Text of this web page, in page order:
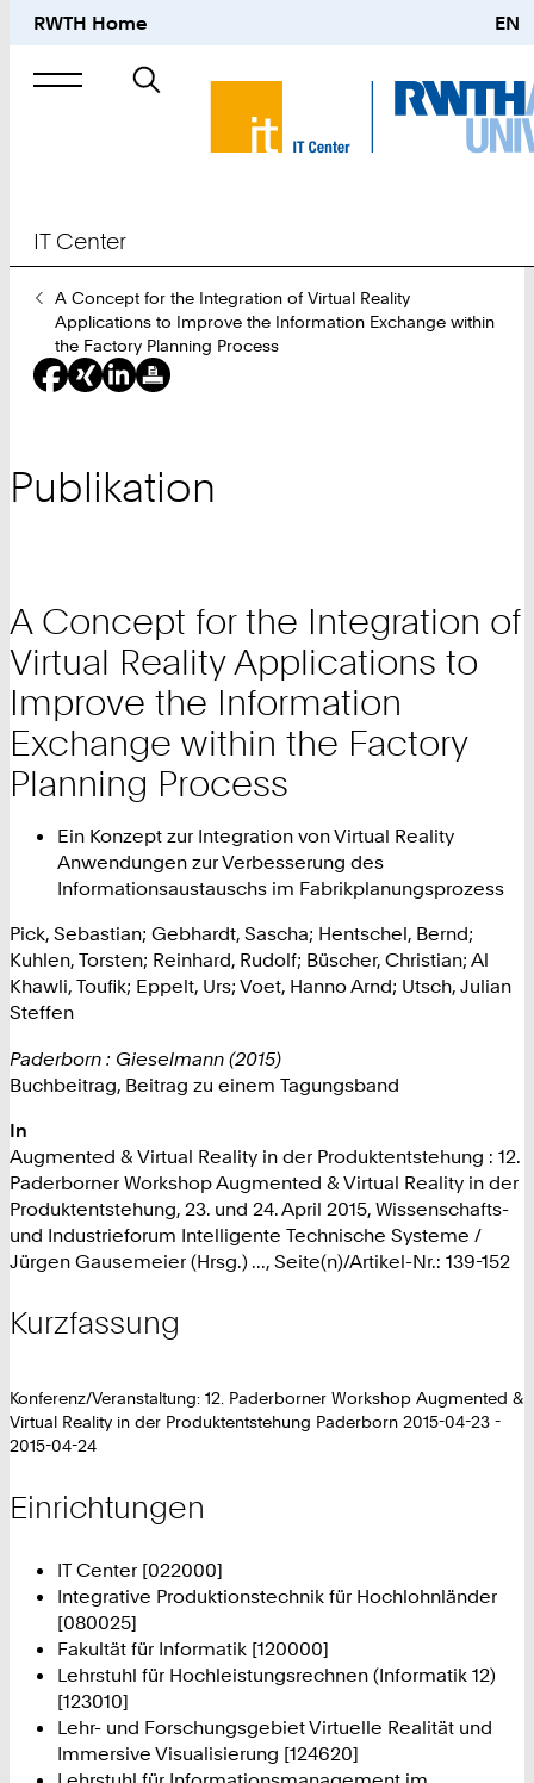
RWTH Home EN
Suche
nach
IT Center
Sie
sind
hier:
A Concept for the Integration of Virtual Reality
Applications to Improve the Information Exchange within
the Factory Planning Process
Publikation
A Concept for the Integration of
Virtual Reality Applications to
Improve the Information
Exchange within the Factory
Planning Process
Ein Konzept zur Integration von Virtual Reality
Anwendungen zur Verbesserung des
Informationsaustauschs im Fabrikplanungsprozess
Pick, Sebastian; Gebhardt, Sascha; Hentschel, Bernd;
Kuhlen, Torsten; Reinhard, Rudolf; Büscher, Christian; Al
Khawli, Toufik; Eppelt, Urs; Voet, Hanno Arnd; Utsch, Julian
Steffen
Paderborn : Gieselmann (2015)
Buchbeitrag, Beitrag zu einem Tagungsband
In
Augmented & Virtual Reality in der Produktentstehung : 12.
Paderborner Workshop Augmented & Virtual Reality in der
Produktentstehung, 23. und 24. April 2015, Wissenschafts-
und Industrieforum Intelligente Technische Systeme /
Jürgen Gausemeier (Hrsg.) ..., Seite(n)/Artikel-Nr.: 139-152
Kurzfassung
Konferenz/Veranstaltung: 12. Paderborner Workshop Augmented &
Virtual Reality in der Produktentstehung Paderborn 2015-04-23 -
2015-04-24
Einrichtungen
IT Center [022000]
Integrative Produktionstechnik für Hochlohnländer
[080025]
Fakultät für Informatik [120000]
Lehrstuhl für Hochleistungsrechnen (Informatik 12)
[123010]
Lehr- und Forschungsgebiet Virtuelle Realität und
Immersive Visualisierung [124620]